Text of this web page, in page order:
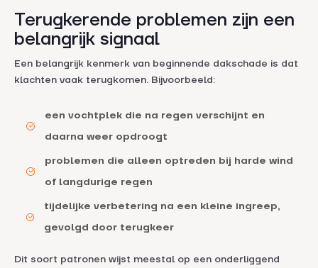
Terugkerende problemen zijn een
belangrijk signaal
Een belangrijk kenmerk van beginnende dakschade is dat
klachten vaak terugkomen. Bijvoorbeeld:
een vochtplek die na regen verschijnt en
daarna weer opdroogt
problemen die alleen optreden bij harde wind
of langdurige regen
tijdelijke verbetering na een kleine ingreep,
gevolgd door terugkeer
Dit soort patronen wijst meestal op een onderliggend